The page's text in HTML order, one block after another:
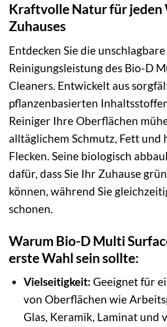
Kraftvolle Natur für jeden
Zuhauses
Entdecken Sie die unschlagbare
Reinigungsleistung des Bio-D
Cleaners. Entwickelt aus
pflanzenbasierten
Reiniger Ihre Oberflächen
alltäglichem Schmutz, Fett und
Flecken. Seine biologisch
dafür, dass Sie Ihr Zuhause
können, während Sie
schonen.
Warum Bio-D Multi
erste Wahl sein sollte:
Vielseitigkeit: Geeignet für
von Oberflächen wie
Glas, Keramik, Laminat und